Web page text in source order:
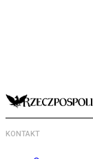
KONTAKT